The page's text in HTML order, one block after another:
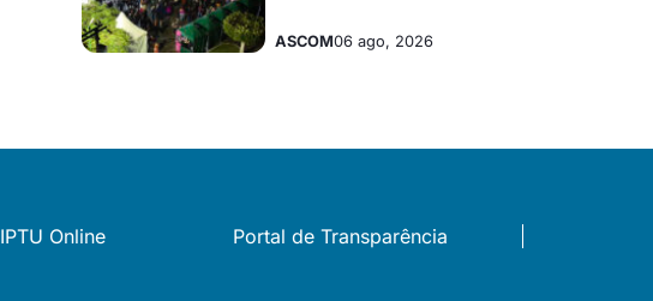
ASCOM06 ago, 2026
IPTU Online
Portal de Transparência